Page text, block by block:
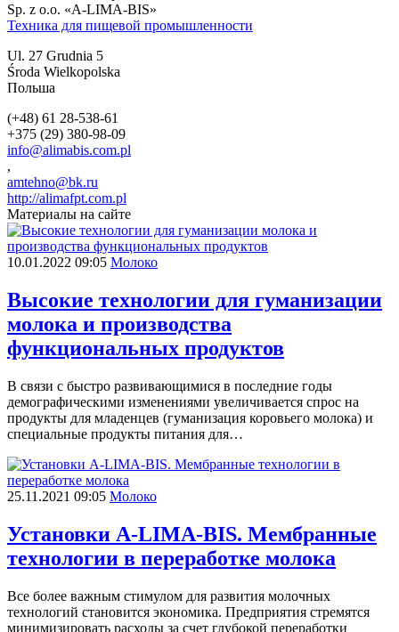
Sp. z o.o. «A-LIMA-BIS»
Техника для пищевой промышленности
Ul. 27 Grudnia 5
Środa Wielkopolska
Польша
(+48) 61 28-538-61
+375 (29) 380-98-09
info@alimabis.com.pl
,
amtehno@bk.ru
http://alimafpt.com.pl
Материалы на сайте
10.01.2022 09:05 Молоко
Высокие технологии для гуманизации
молока и производства
функциональных продуктов
В связи с быстро развивающимися в последние годы
демографическими изменениями увеличивается спрос на
продукты для младенцев (гуманизация коровьего молока) и
специальные продукты питания для…
25.11.2021 09:05 Молоко
Установки A-LIMА-BIS. Мембранные
технологии в переработке молока
Все более важным стимулом для развития молочных
технологий становится экономика. Предприятия стремятся
минимизировать расходы за счет глубокой переработки